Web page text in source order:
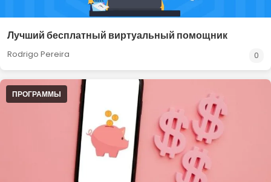
Лучший бесплатный виртуальный помощник
Rodrigo Pereira 0
ПРОГРАММЫ